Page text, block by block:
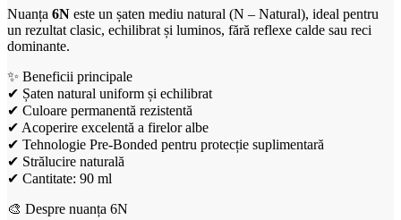
Nuanța 6N este un șaten mediu natural (N – Natural), ideal pentru
un rezultat clasic, echilibrat și luminos, fără reflexe calde sau reci
dominante.
✨ Beneficii principale
✔ Șaten natural uniform și echilibrat
✔ Culoare permanentă rezistentă
✔ Acoperire excelentă a firelor albe
✔ Tehnologie Pre-Bonded pentru protecție suplimentară
✔ Strălucire naturală
✔ Cantitate: 90 ml
🎨 Despre nuanța 6N